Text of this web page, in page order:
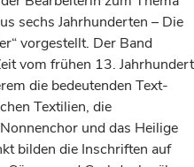
sechs Jahrhunderten – Die
vorgestellt. Der Band
vom frühen 13. Jahrhundert
die bedeutenden Text-
Textilien, die
und das Heilige
bilden die Inschriften auf